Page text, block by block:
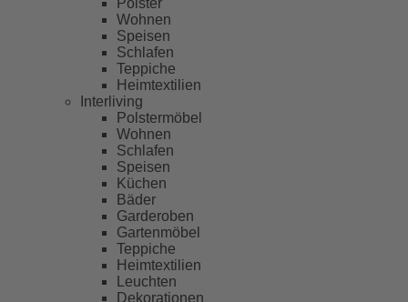
Wohnen
Speisen
Schlafen
Teppiche
Heimtextilien
Interliving
Polstermöbel
Wohnen
Schlafen
Speisen
Küchen
Bäder
Garderoben
Gartenmöbel
Teppiche
Heimtextilien
Leuchten
Dekorationen